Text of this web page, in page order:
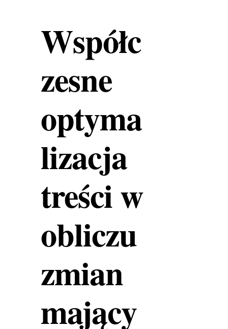
Współc
zesne
optyma
lizacja
treści w
obliczu
zmian
mający